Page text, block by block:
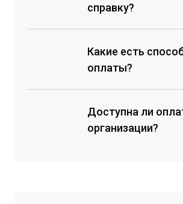
справку?
Какие есть
оплаты?
через кассу
счету на оплату;
Доступна ли
организации?